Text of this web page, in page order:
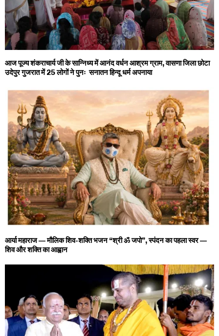
आज पूज्य शंकराचार्य जी के सान्निध्य में आनंद वर्धन आश्रम ग्राम, वासणा जिला छोटा
उदेपुर गुजरात में 25 लोगों ने पुनः सनातन हिन्दू धर्म अपनाया
आर्या महाराज — मौलिक शिव-शक्ति भजन “श्री ॐ जपो”, स्पंदन का पहला स्वर —
शिव और शक्ति का आह्वान